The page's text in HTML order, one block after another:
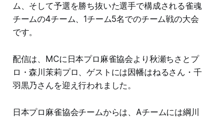
ム、そして予選を勝ち抜いた選手で構成される雀魂
チームの4チーム、1チーム5名でのチーム戦の大会
です。
配信は、MCに日本プロ麻雀協会より秋瀬ちさとプ
ロ・森川茉莉プロ、ゲストには因幡はねるさん・千
羽黒乃さんを迎え行われました。
日本プロ麻雀協会チームからは、Aチームには綱川